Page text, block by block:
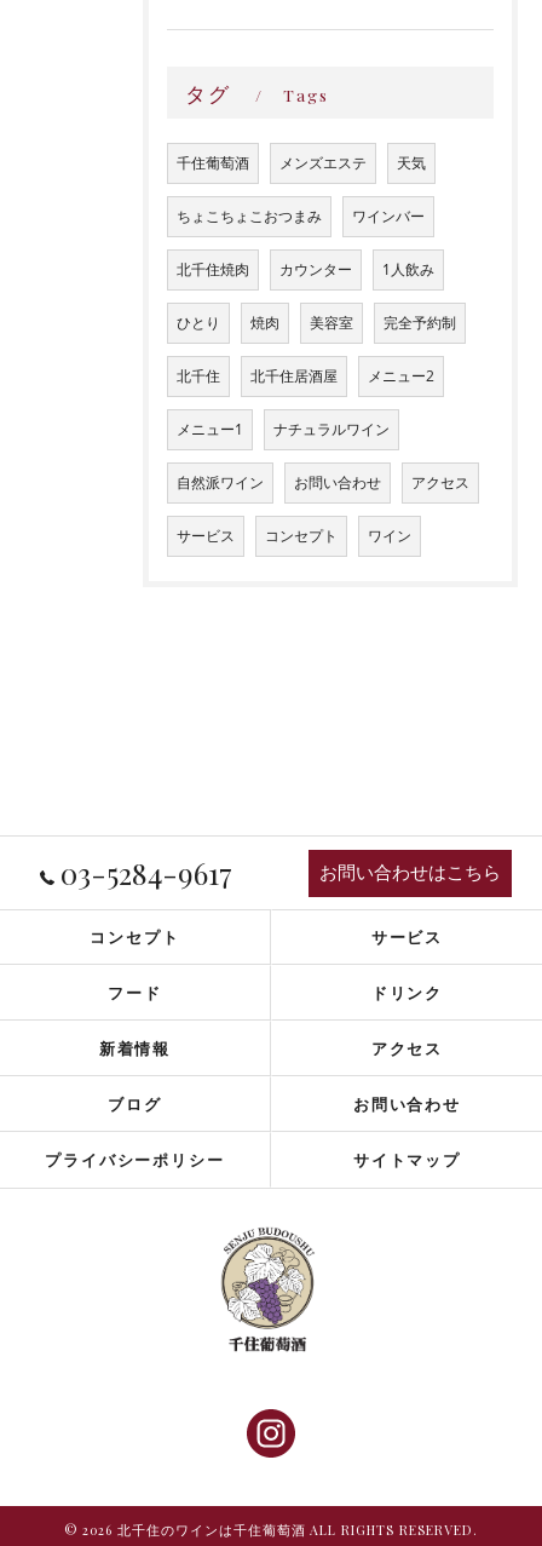
タグ Tags
千住葡萄酒 メンズエステ 天気
ちょこちょこおつまみ ワインバー
北千住焼肉 カウンター 1人飲み
ひとり 焼肉 美容室 完全予約制
北千住 北千住居酒屋 メニュー2
メニュー1 ナチュラルワイン
自然派ワイン お問い合わせ アクセス
サービス コンセプト ワイン
03-5284-9617 お問い合わせはこちら
コンセプト サービス
フード ドリンク
新着情報 アクセス
ブログ お問い合わせ
プライバシーポリシー サイトマップ
© 2026 北千住のワインは千住葡萄酒 ALL RIGHTS RESERVED.